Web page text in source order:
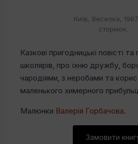
Київ, Веселка,
сторінок.
Казкові пригодницькі повісті
школярів, про їхню дружбу,
чародіями, з неробами та
маленького химерного
Малюнки Валерія Горбачова.
Замовити